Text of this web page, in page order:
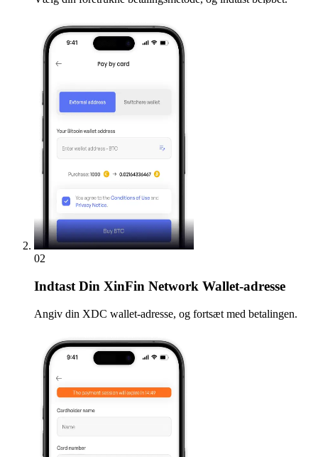
02
Indtast Din XinFin Network Wallet-adresse
Angiv din XDC wallet-adresse, og fortsæt med betalingen.